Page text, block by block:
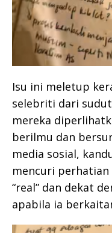
Isu ini meletup
selebriti dari
mereka
berilmu dan
media sosial,
mencuri
“real” dan dekat
apabila ia